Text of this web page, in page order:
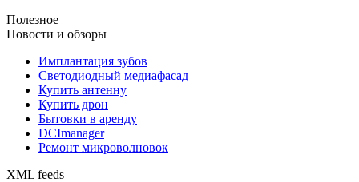
Полезное
Новости и обзоры
Имплантация зубов
Светодиодный медиафасад
Купить антенну
Купить дрон
Бытовки в аренду
DCImanager
Ремонт микроволновок
XML feeds